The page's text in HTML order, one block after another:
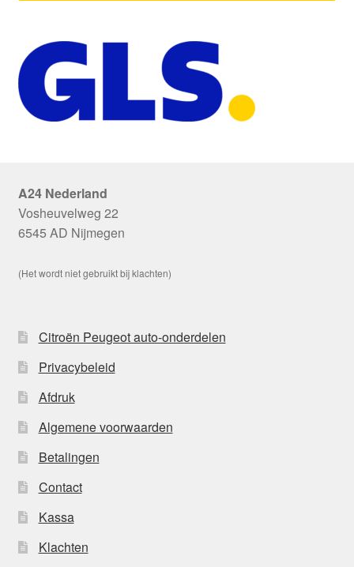
A24 Nederland
Vosheuvelweg 22
6545 AD Nijmegen
(Het wordt niet gebruikt bij klachten)
Citroën Peugeot auto-onderdelen
Privacybeleid
Afdruk
Algemene voorwaarden
Betalingen
Contact
Kassa
Klachten